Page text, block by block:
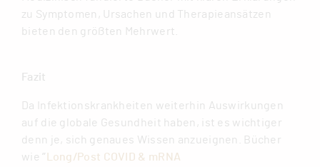
zu Symptomen, Ursachen und Therapieansätzen
bieten den größten Mehrwert.
Fazit
Da Infektionskrankheiten weiterhin Auswirkungen
auf die globale Gesundheit haben, ist es wichtiger
denn je, sich genaues Wissen anzueignen. Bücher
wie” Long/Post COVID & mRNA